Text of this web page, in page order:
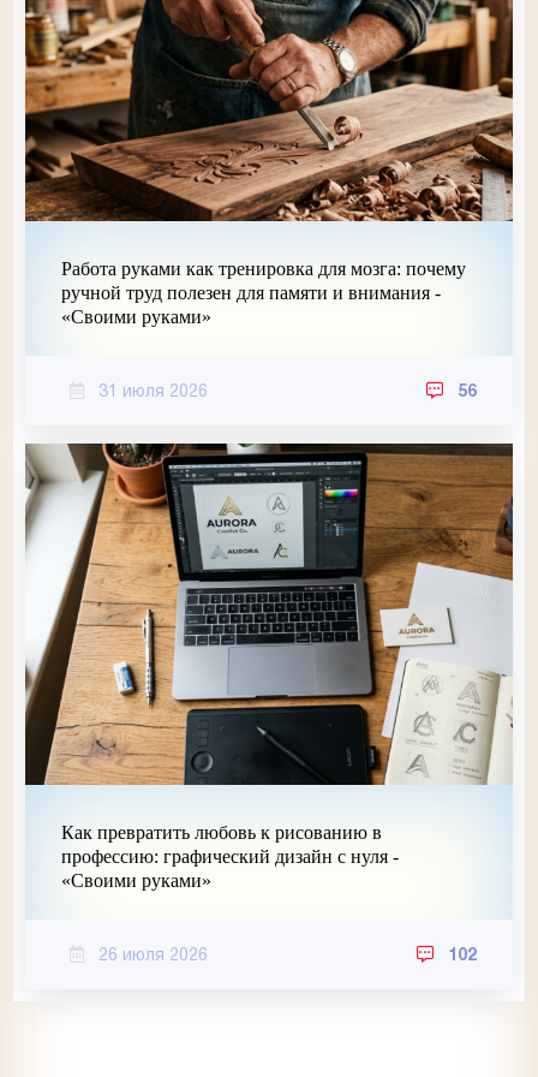
Работа руками как тренировка для мозга: почему
ручной труд полезен для памяти и внимания -
«Своими руками»
31 июля 2026 56
Как превратить любовь к рисованию в
профессию: графический дизайн с нуля -
«Своими руками»
26 июля 2026 102